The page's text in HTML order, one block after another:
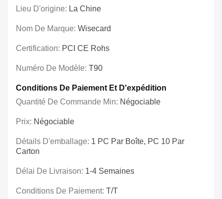
Lieu D'origine: La Chine
Nom De Marque: Wisecard
Certification: PCI CE Rohs
Numéro De Modèle: T90
Conditions De Paiement Et D'expédition
Quantité De Commande Min: Négociable
Prix: Négociable
Détails D'emballage: 1 PC Par Boîte, PC 10 Par
Carton
Délai De Livraison: 1-4 Semaines
Conditions De Paiement: T/T